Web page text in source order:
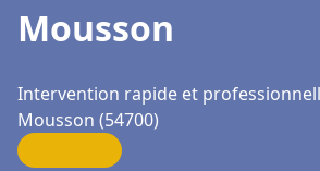
Mousson
Intervention rapide et
Mousson (54700)